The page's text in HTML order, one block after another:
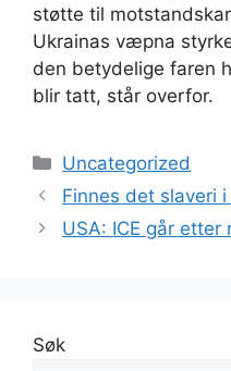
støtte til
Ukrainas væpna
den betydelige faren
blir tatt, står overfor.
Kategorier
Uncategorized
Finnes det slaveri
USA: ICE går etter
Søk